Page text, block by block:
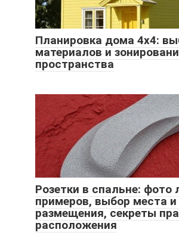
Планировка дома 4х4:
материалов и
пространства
Розетки в спальне: фото
примеров, выбор места
размещения, секреты
расположения